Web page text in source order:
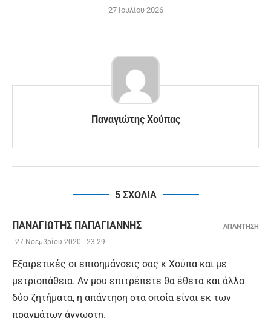
27 Ιουλίου 2026
Παναγιώτης Χούπας
5 ΣΧΟΛΙΑ
ΠΑΝΑΓΙΏΤΗΣ ΠΑΠΑΓΙΆΝΝΗΣ
27 Νοεμβρίου 2020 - 23:29
Εξαιρετικές οι επισημάνσεις σας κ Χούπα και με
μετριοπάθεια. Αν μου επιτρέπετε θα έθετα και άλλα
δύο ζητήματα, η απάντηση στα οποία είναι εκ των
πραγμάτων άγνωστη.
ΑΠΑΝΤΗΣΗ